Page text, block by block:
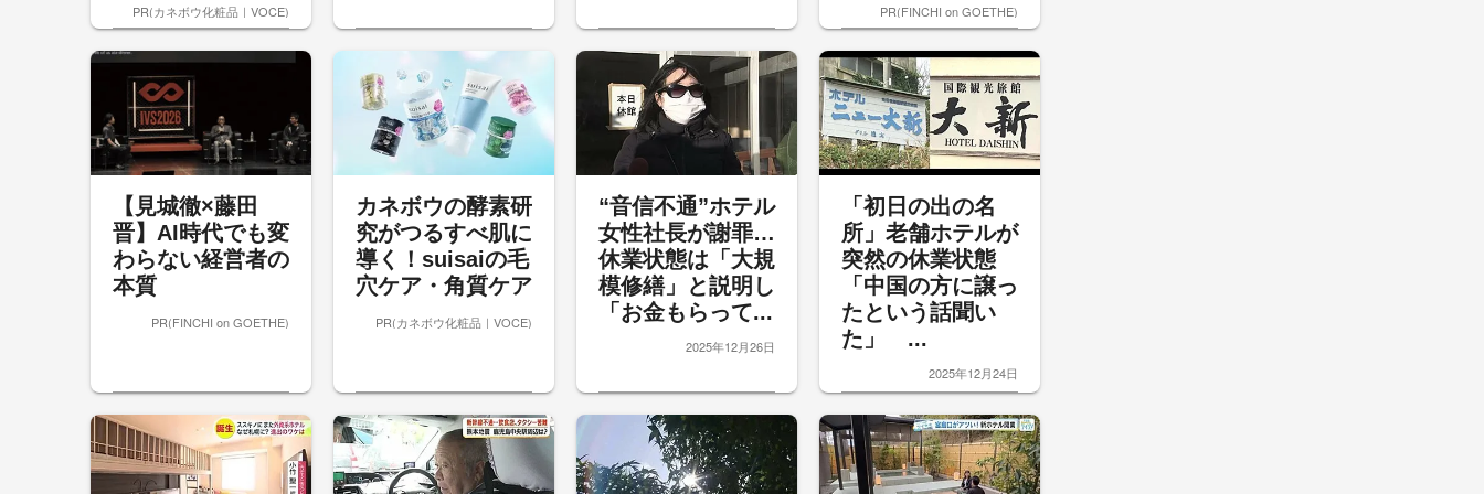
PR(カネボウ化粧品｜VOCE) PR(FINCHI on GOETHE)
【見城徹×藤田
晋】AI時代でも変
わらない経営者の
本質
PR(FINCHI on GOETHE)
カネボウの酵素研
究がつるすべ肌に
導く！suisaiの毛
穴ケア・角質ケア
PR(カネボウ化粧品｜VOCE)
“音信不通”ホテル
女性社長が謝罪…
休業状態は「大規
模修繕」と説明し
「お金もらって...
2025年12月26日
「初日の出の名
所」老舗ホテルが
突然の休業状態
「中国の方に譲っ
たという話聞い
た」 ...
2025年12月24日